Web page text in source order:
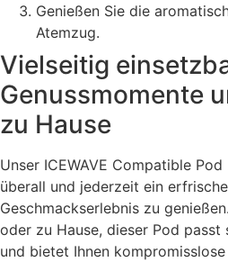
Genießen Sie die
Atemzug.
Vielseitig
Genussmomente
zu Hause
Unser ICEWAVE Compatible
überall und jederzeit ein
Geschmackserlebnis zu
oder zu Hause, dieser Pod passt
und bietet Ihnen